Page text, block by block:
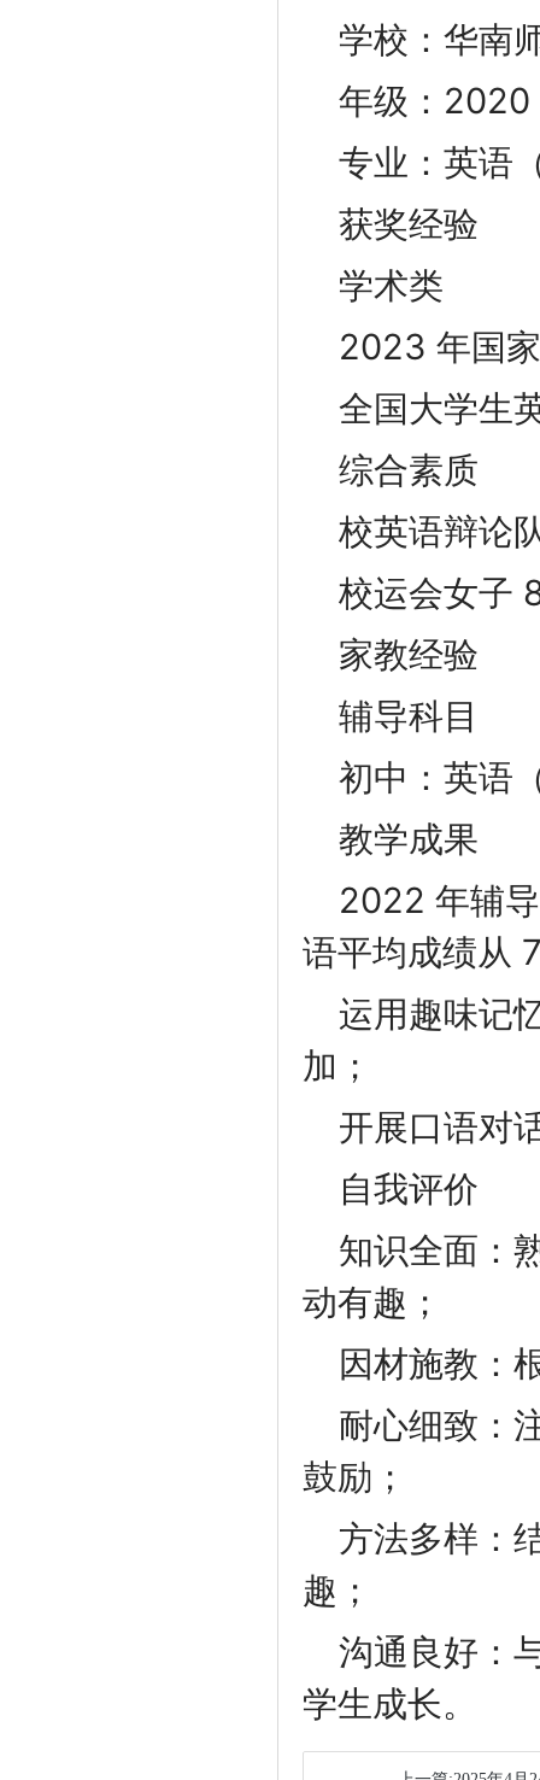
学校：华南
年级：2020
专业：英语
获奖经验
学术类
2023 年国
全国大学生
综合素质
校英语辩论
校运会女子
家教经验
辅导科目
初中：英语
教学成果
2022 年辅
语平均成绩从
运用趣味记
加；
开展口语对
自我评价
知识全面：
动有趣；
因材施教：
耐心细致：
鼓励；
方法多样：
趣；
沟通良好：
学生成长。